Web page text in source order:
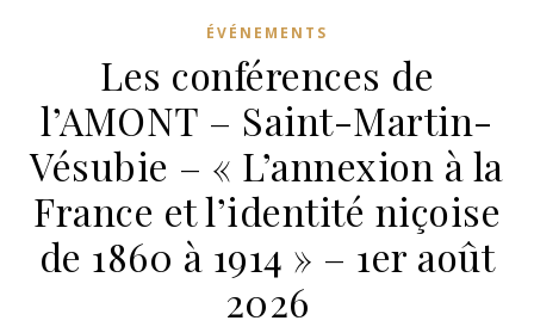
ÉVÉNEMENTS
Les conférences de
l’AMONT – Saint-Martin-
Vésubie – « L’annexion à la
France et l’identité niçoise
de 1860 à 1914 » – 1er août
2026